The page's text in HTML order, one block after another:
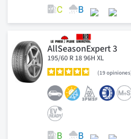
AllSeasonExpert 3
195/60 R 18 96H XL
19 opiniones